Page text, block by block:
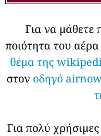
Για να μάθετε
ποιότητα του
θέμα της
στον οδηγό
Για πολύ